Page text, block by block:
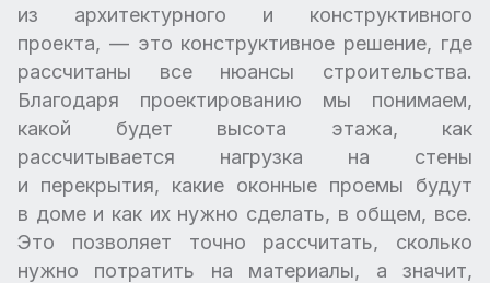
из архитектурного и конструктивного
проекта, — это конструктивное решение, где
рассчитаны все нюансы строительства.
Благодаря проектированию мы понимаем,
какой будет высота этажа, как
рассчитывается нагрузка на стены
и перекрытия, какие оконные проемы будут
в доме и как их нужно сделать, в общем, все.
Это позволяет точно рассчитать, сколько
нужно потратить на материалы, а значит,